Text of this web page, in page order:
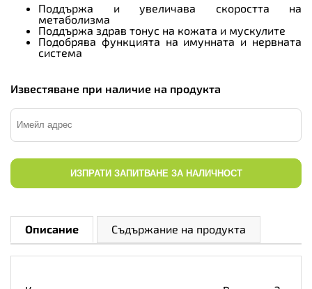
Поддържа и увеличава скоростта на
метаболизма
Поддържа здрав тонус на кожата и мускулите
Подобрява функцията на имунната и нервната
система
Известяване при наличие на продукта
ИЗПРАТИ ЗАПИТВАНЕ ЗА НАЛИЧНОСТ
Описание Съдържание на продукта